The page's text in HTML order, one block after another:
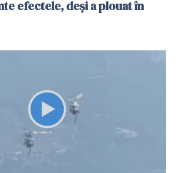
efectele, deși a plouat în